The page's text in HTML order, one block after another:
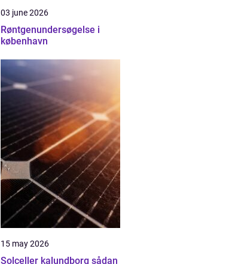
03 june 2026
Røntgenundersøgelse i
københavn
15 may 2026
Solceller kalundborg sådan